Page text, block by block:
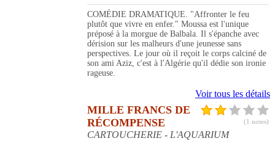
COMÉDIE DRAMATIQUE. "Affronter le feu
plutôt que vivre en enfer." Moussa est l'unique
préposé à la morgue de Balbala. Il s'épanche avec
dérision sur les malheurs d'une jeunesse sans
perspectives. Le jour où il reçoit le corps calciné de
son ami Aziz, c'est à l'Algérie qu'il dédie son ironie
rageuse.
Voir tous les détails
(1 notes)
MILLE FRANCS DE
RÉCOMPENSE
CARTOUCHERIE - L'AQUARIUM